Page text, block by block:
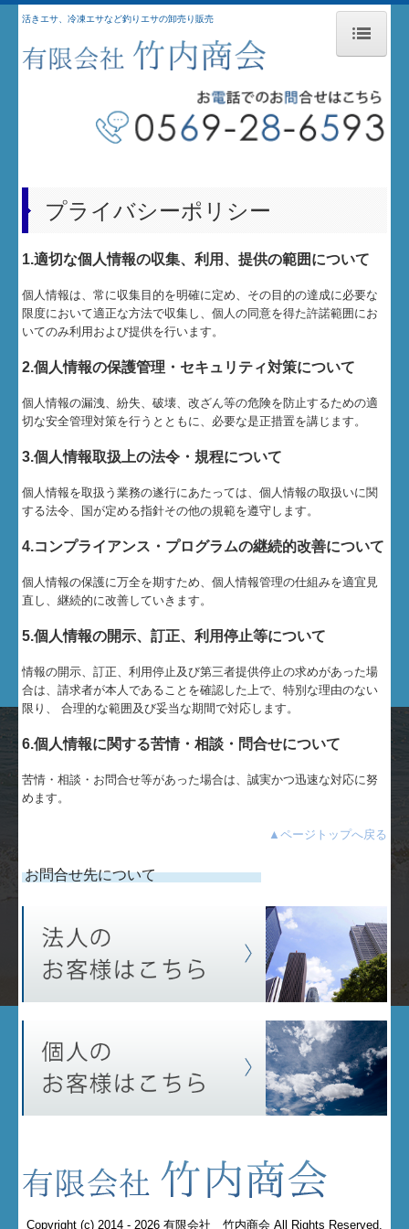
お問合せ
冷凍エサ商品
配合エサ商品
活きエサ、冷凍エサなど釣りエサの卸売り販売
お問合せ先について
プライバシーポリシー
1.適切な個人情報の収集、利用、提供の範囲について
個人情報は、常に収集目的を明確に定め、その目的の達成に必要な
限度において適正な方法で収集し、個人の同意を得た許諾範囲にお
いてのみ利用および提供を行います。
2.個人情報の保護管理・セキュリティ対策について
個人情報の漏洩、紛失、破壊、改ざん等の危険を防止するための適
切な安全管理対策を行うとともに、必要な是正措置を講じます。
3.個人情報取扱上の法令・規程について
個人情報を取扱う業務の遂行にあたっては、個人情報の取扱いに関
する法令、国が定める指針その他の規範を遵守します。
4.コンプライアンス・プログラムの継続的改善について
個人情報の保護に万全を期すため、個人情報管理の仕組みを適宜見
直し、継続的に改善していきます。
5.個人情報の開示、訂正、利用停止等について
情報の開示、訂正、利用停止及び第三者提供停止の求めがあった場
合は、請求者が本人であることを確認した上で、特別な理由のない
限り、 合理的な範囲及び妥当な期間で対応します。
6.個人情報に関する苦情・相談・問合せについて
苦情・相談・お問合せ等があった場合は、誠実かつ迅速な対応に努
めます。
▲ ページトップへ戻る
Copyright (c) 2014 - 2026 有限会社 竹内商会 All Rights Reserved.